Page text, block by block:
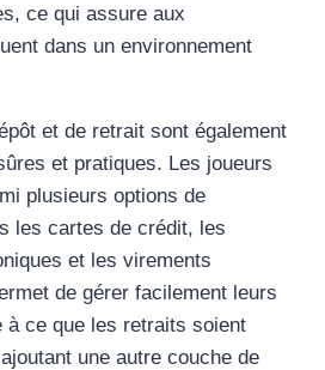
ce qui assure aux
dans un environnement
et de retrait sont également
et pratiques. Les joueurs
plusieurs options de
les cartes de crédit, les
et les virements
de gérer facilement leurs
ce que les retraits soient
une autre couche de